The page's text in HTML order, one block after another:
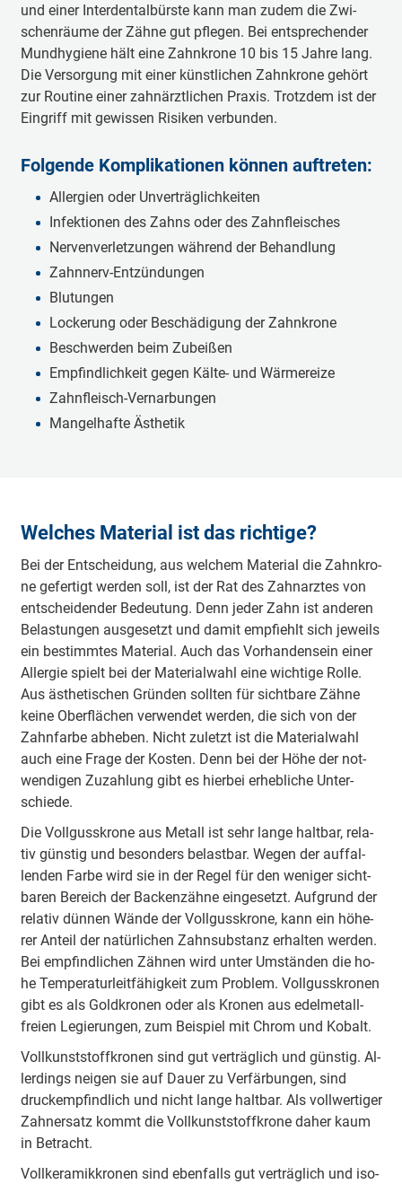
und ei­ner In­ter­den­tal­bürs­te kann man zu­dem die Zwi­
schen­räu­me der Zäh­ne gut pfle­gen. Bei ent­spre­chen­der
Mund­hy­gi­e­ne hält eine Zahn­kro­ne 10 bis 15 Jah­re lang.
Die Ver­sor­gung mit ei­ner künst­li­chen Zahn­kro­ne ge­hört
zur Rou­ti­ne ei­ner zahn­ärzt­li­chen Pra­xis. Trotz­dem ist der
Ein­griff mit ge­wis­sen Ri­si­ken ver­bun­den.
Fol­gen­de Kom­pli­ka­tio­nen kön­nen auf­tre­ten:
Al­ler­gi­en oder Un­ver­träg­lich­kei­ten
In­fek­tio­nen des Zahns oder des Zahn­fleisch­es
Ner­ven­ver­let­zun­gen wäh­rend der Be­hand­lung
Zahn­nerv-Ent­zün­dun­gen
Blu­tun­gen
Lo­cke­rung oder Be­schä­di­gung der Zahn­kro­ne
Be­schwer­den beim Zu­bei­ßen
Emp­find­lich­keit ge­gen Käl­te- und Wär­me­rei­ze
Zahn­fleisch-Ver­nar­bun­gen
Man­gel­haf­te Äs­the­tik
Welches Material ist das richtige?
Bei der Ent­schei­dung, aus wel­chem Ma­te­ri­al die Zahn­kro­
ne ge­fer­tigt wer­den soll, ist der Rat des Zahn­arz­tes von
ent­schei­den­der Be­deu­tung. Denn je­der Zahn ist an­de­ren
Be­las­tun­gen aus­ge­setzt und da­mit emp­fiehlt sich je­weils
ein be­stimm­tes Ma­te­ri­al. Auch das Vor­han­den­sein ei­ner
Al­ler­gie spielt bei der Ma­te­ri­al­wahl ei­ne wich­ti­ge Rol­le.
Aus äs­the­tischen Grün­den soll­ten für sicht­ba­re Zäh­ne
kei­ne Ober­flä­chen ver­wen­det wer­den, die sich von der
Zahn­far­be ab­he­ben. Nicht zu­letzt ist die Ma­te­ri­al­wahl
auch ei­ne Fra­ge der Kos­ten. Denn bei der Hö­he der not­
wen­di­gen Zu­zah­lung gibt es hier­bei er­heb­li­che Un­ter­
schie­de.
Die Voll­guss­kro­ne aus Me­tall ist sehr lan­ge halt­bar, re­la­
tiv güns­tig und be­son­ders be­last­bar. We­gen der auf­fal­
len­den Far­be wird sie in der Re­gel für den we­ni­ger sicht­
ba­ren Be­reich der Ba­cken­zäh­ne ein­ge­setzt. Auf­grund der
re­la­tiv dün­nen Wän­de der Voll­guss­kro­ne, kann ein hö­he­
rer An­teil der na­tür­li­chen Zahn­sub­stanz er­hal­ten wer­den.
Bei emp­find­li­chen Zäh­nen wird un­ter Um­stän­den die ho­
he Tem­pe­ra­tur­leit­fä­hig­keit zum Pro­blem. Voll­guss­kro­nen
gibt es als Gold­kro­nen oder als Kro­nen aus edel­me­tall­
frei­en Le­gie­run­gen, zum Bei­spiel mit Chrom und Ko­balt.
Voll­kunst­stoff­kro­nen sind gut ver­träg­lich und güns­tig. Al­
ler­dings nei­gen sie auf Dau­er zu Ver­fär­bun­gen, sind
druck­emp­find­lich und nicht lan­ge halt­bar. Als voll­wer­ti­ger
Zahn­er­satz kommt die Voll­kunst­stoff­kro­ne da­her kaum
in Be­tracht.
Voll­ke­ra­mik­kro­nen sind eben­falls gut ver­träg­lich und iso­